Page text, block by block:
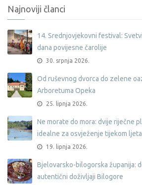
Najnoviji članci
14. Srednjovjekovni festival:
dana povijesne čarolije
30. srpnja 2026.
Od ruševnog dvorca do zelene
Arboretuma Opeka
25. lipnja 2026.
Ne morate do mora: dvije riječne
idealne za osvježenje tijekom ljeta
19. lipnja 2026.
Bjelovarsko-bilogorska županija:
autentični doživljaji Bilogore